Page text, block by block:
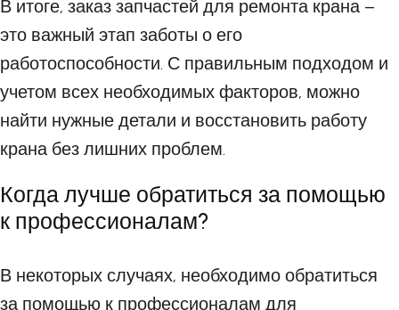
В итоге, заказ запчастей для ремонта крана –
это важный этап заботы о его
работоспособности. С правильным подходом и
учетом всех необходимых факторов, можно
найти нужные детали и восстановить работу
крана без лишних проблем.
Когда лучше обратиться за помощью
к профессионалам?
В некоторых случаях, необходимо обратиться
за помощью к профессионалам для